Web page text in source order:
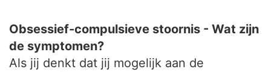
Obsessief-compulsieve stoornis - Wat zijn
de symptomen?
Als jij denkt dat jij mogelijk aan de